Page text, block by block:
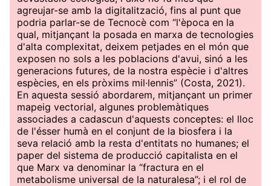
agreujar-se amb la digitalització, fins al punt que
podria parlar-se de Tecnocè com “l'època en la
qual, mitjançant la posada en marxa de tecnologies
d'alta complexitat, deixem petjades en el món que
exposen no sols a les poblacions d'avui, sinó a les
generacions futures, de la nostra espècie i d'altres
espècies, en els pròxims mil·lennis” (Costa, 2021).
En aquesta sessió abordarem, mitjançant un primer
mapeig vectorial, algunes problemàtiques
associades a cadascun d'aquests conceptes: el lloc
de l'ésser humà en el conjunt de la biosfera i la
seva relació amb la resta d'entitats no humanes; el
paper del sistema de producció capitalista en el
que Marx va denominar la “fractura en el
metabolisme universal de la naturalesa”; i el rol de